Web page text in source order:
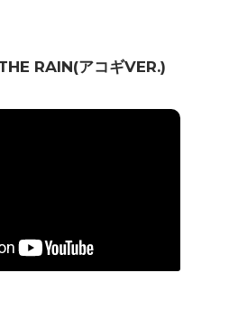
RAIN(アコギVER.)